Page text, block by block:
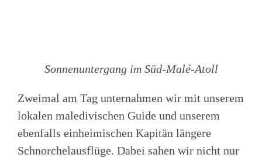
Sonnenuntergang im Süd-Malé-Atoll
Zweimal am Tag unternahmen wir mit unserem
lokalen maledivischen Guide und unserem
ebenfalls einheimischen Kapitän längere
Schnorchelausflüge. Dabei sahen wir nicht nur